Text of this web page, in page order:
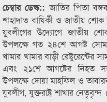
চেম্বার ডেস্ক::জাতির পিতা
শাহাদাত বাষির্কী ও জাতীয় শোক
যুবলীগের উদ্যোগে জাতীয়
উপলক্ষে গত ২৪শে আগষ্ট
খামার খামার বাড়ী
এবং ২১শে আগষ্টের নিহত
উপলক্ষে দোয়া মাহফিল ও
যুবলীগ, যুক্তরাষ্ট্র শাখার নেতৃবৃন্দ ।